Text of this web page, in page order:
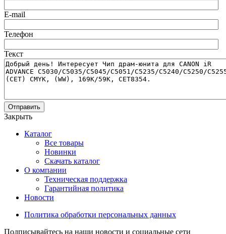
E-mail
Телефон
Текст
Отправить
Закрыть
Каталог
Все товары
Новинки
Скачать каталог
О компании
Техническая поддержка
Гарантийная политика
Новости
Политика обработки персональных данных
Подписывайтесь на наши новости и социальные сети